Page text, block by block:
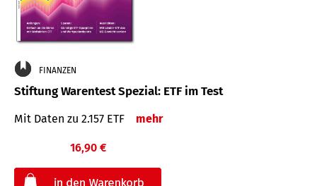
FINANZEN
Stiftung Warentest Spezial: ETF im Test
Mit Daten zu 2.157 ETF mehr
16,90 €